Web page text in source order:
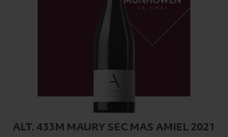
ALT. 433M MAURY SEC MAS AMIEL 2021